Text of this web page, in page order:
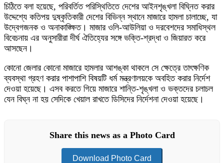
চিঠিতে বলা হয়েছে, পরিবর্তিত পরিস্থিতিতে দেশের আইনশৃঙ্খলা বিঘ্নিত করার
উদ্দেশ্যে কতিপয় দুষ্কৃতিকারী দেশের বিভিন্ন স্থানে মাজারে হামলা চালাচ্ছে, যা
উদ্বেগজনক ও অনাকাঙ্ক্ষিত। মাজার ওলি-আউলিয়া ও দরবেশদের সমাধিস্থল
বিবেচনায় এর অনুসারীরা দীর্ঘ ঐতিহ্যের সঙ্গে ভক্তি-শ্রদ্ধা ও জিয়ারত করে
আসছেন।
কোনো জেলার কোনো মাজারে হামলার আশঙ্কা থাকলে সে ক্ষেত্রে তাৎক্ষণিক
ব্যবস্থা গ্রহণ করার পাশাপাশি বিষয়টি ধর্ম মন্ত্রণালয়কে অবহিত করার নির্দেশ
দেওয়া হয়েছে। এসব করতে গিয়ে মাজারে শান্তি-শৃঙ্খলা ও ভক্তদের চলাচল
যেন বিঘ্ন না হয় সেদিকে খেয়াল রাখতে ডিসিদের নির্দেশনা দেওয়া হয়েছে।
Share this news as a Photo Card
Download Photo Card